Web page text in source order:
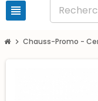
view_headline
chevron_right Chauss-Promo -